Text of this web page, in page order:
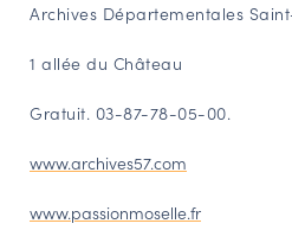
Archives Départementales
1 allée du Château
Gratuit. 03-87-78-05-00.
www.archives57.com
www.passionmoselle.fr